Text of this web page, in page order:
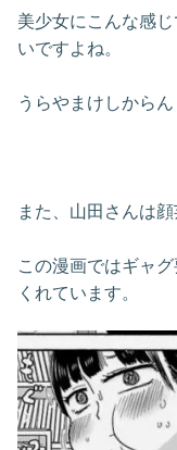
美少女にこんな感
いですよね。
うらやまけしからん
また、山田さんは顔
この漫画ではギャ
くれています。